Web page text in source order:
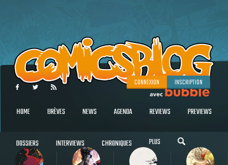
CONNEXION INSCRIPTION
HOME BRÈVES NEWS AGENDA REVIEWS PREVIEWS
DOSSIERS INTERVIEWS CHRONIQUES PLUS